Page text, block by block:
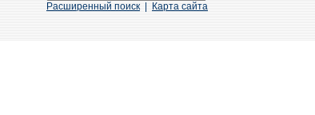
Расширенный поиск Карта сайта